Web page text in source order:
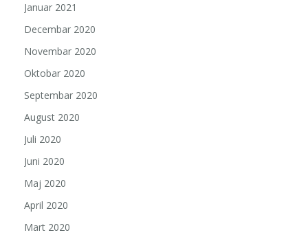
Januar 2021
Decembar 2020
Novembar 2020
Oktobar 2020
Septembar 2020
August 2020
Juli 2020
Juni 2020
Maj 2020
April 2020
Mart 2020